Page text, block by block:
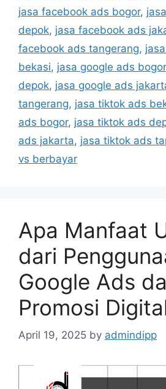
jasa facebook ads bogor,
depok, jasa facebook ads
facebook ads tangerang,
bekasi, jasa google ads bogor
depok, jasa google ads
tangerang, jasa tiktok ads
ads bogor, jasa tiktok ads
ads jakarta, jasa tiktok ads
vs berbayar
Apa Manfaat
dari
Google Ads
Promosi
April 19, 2025 by admindipp